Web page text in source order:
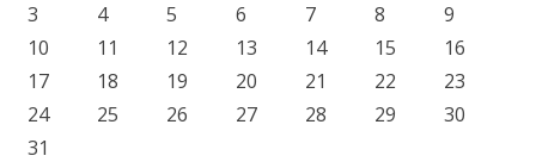
3
4 5 6 7 8
9
10
11 12 13 14 15
16
17
18 19 20 21 22
23
24
25 26 27 28 29
30
31